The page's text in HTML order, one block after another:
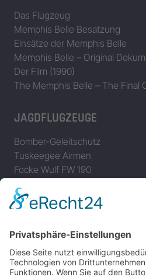
Das Flugzeug
Memphis Belle Besatzung
Einsätze der Memphis Belle
Memphis Belle – Original
Der Film (1990)
The Memphis Belle – The Final
JAGDFLUGZEUGE
Bomber-Geleitschutz
Tuskeegee Airmen
Focke Wulf FW 190
Messerschmitt Me 163
Messerschmitt Me 262
P-47 Thunderbolt
P-51 Mustang